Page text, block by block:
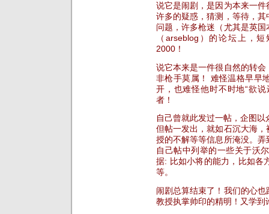
说它是闹剧，是因为本来一
许多的疑惑，猜测，等待，
问题，许多枪迷（尤其是英
（arseblog）的论坛上，
2000！
说它本来是一件很自然的转
非枪手莫属！ 难怪温格早早
开，也难怪他时不时地“欲说
者！
自己曾就此发过一帖，企图
但帖一发出，就如石沉大海
授的不解等等信息所淹没。
自己帖中列举的一些关于沃
据: 比如小将的能力，比如各
等。
闹剧总算结束了！我们的心
教授执掌帅印的精明！又学到